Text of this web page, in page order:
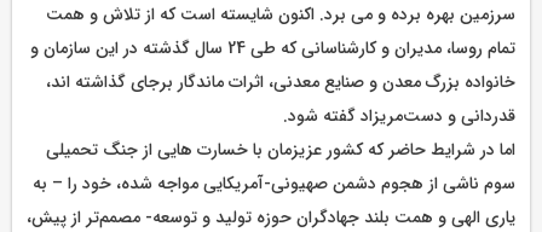
سرزمین بهره برده و می برد. اکنون شایسته است که از تلاش و همت
تمام روسا، مدیران و کارشناسانی که طی 24 سال گذشته در این سازمان و
خانواده بزرگ معدن و صنایع معدنی، اثرات ماندگار برجای گذاشته اند،
قدردانی و دست‌مریزاد گفته شود.
اما در شرایط حاضر که کشور عزیزمان با خسارت هایی از جنگ تحمیلی
سوم ناشی از هجوم دشمن صهیونی-آمریکایی مواجه شده، خود را – به
یاری الهی و همت بلند جهادگران حوزه تولید و توسعه- مصمم‌تر از پیش،